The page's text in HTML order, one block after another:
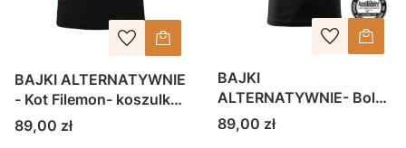
BAJKI ALTERNATYWNIE
- Kot Filemon- koszulka
męska
Cena
89,00 zł
BAJKI
ALTERNATYWNIE- Bolo
Lolo Bros. - koszulka
męska
Cena
89,00 zł